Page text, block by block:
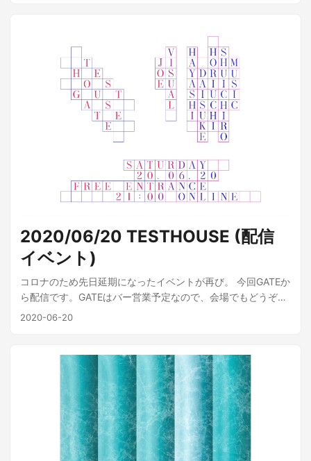
も多く、アジア各国でリンクが深まり2022年初の機関紙
『OMK#001』を発刊。 SNS上のうわべだけのコマーシャル
と異なる"リアルで質の高い"情報と選曲は大きな話題を呼び
『STUDIO VOICE : Flood of Sounds from Asia-そこで生まれ
る音楽-』やTBSラジオ「アフター６ジャンクション」で特集
されることに。ワンメコン・ミーティング、アジアのローカ
ルダンスをプレイする「ADM1317」渋谷WWWβなどDJイベ
ントを不定期開催中。 ...
2020/06/20 TESTHOUSE (配信
イベント)
コロナのため先日延期になったイベントが再び。 今回GATEか
ら配信です。GATEはバー営業予定なので、会場でもどうぞ。
DAISUKEがDJで、Joeが配信サポートで参加します。 配信は
カウントの準備をお願いします。 配信URL：
https://www.twitch.tv/testhouse_wakayama
TESTHOUSE2020/06/20 21:00〜 ONLINE from GATE
WAKAYAMA HOST : Shuichiro Horiuchi DJ : Daisuke Hayashi
Visuals, Technical Support : Joe Mio
2020-06-20